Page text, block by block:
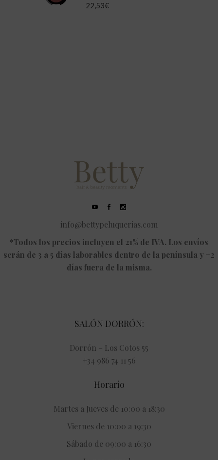
22,53€
info@bettypeluquerias.com
*Todos los precios incluyen el 21% de IVA. Los envíos
serán de 3 a 5 días laborables dentro de la península y +2
días fuera de la misma.
SALÓN DORRÓN:
Dorrón – Los Cotos 55
+34 986 74 11 56
Horario
Martes a Jueves de 10:00 a 18:30
Viernes de 10:00 a 19:30
Sábado de 09:00 a 16:30